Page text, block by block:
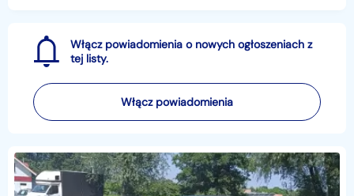
Włącz powiadomienia o nowych ogłoszeniach z
tej listy.
Włącz powiadomienia